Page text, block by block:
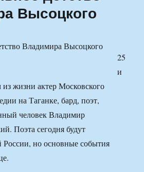
Высоцкого
25
и
жизни актер Московского
на Таганке, бард, поэт,
человек Владимир
Поэта сегодня будут
России, но основные события